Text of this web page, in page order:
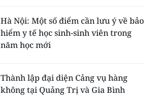
Hà Nội: Một số điểm cần lưu ý về bảo
hiểm y tế học sinh-sinh viên trong
năm học mới
Thành lập đại diện Cảng vụ hàng
không tại Quảng Trị và Gia Bình